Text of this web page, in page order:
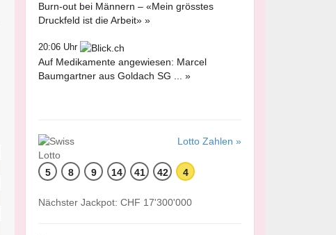
Burn-out bei Männern – «Mein grösstes
Druckfeld ist die Arbeit» »
20:06 Uhr
Auf Medikamente angewiesen: Marcel
Baumgartner aus Goldach SG ... »
Lotto Zahlen »
5 8 9 14 41 42 4
Nächster Jackpot: CHF 17'300'000